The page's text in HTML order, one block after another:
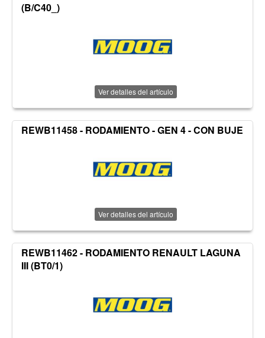
(B/C40_)
Ver detalles del artículo
REWB11458 - RODAMIENTO - GEN 4 - CON BUJE
Ver detalles del artículo
REWB11462 - RODAMIENTO RENAULT LAGUNA
III (BT0/1)